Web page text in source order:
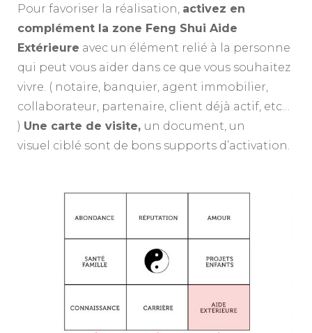
Pour favoriser la réalisation, activez en
complément la zone Feng Shui Aide
Extérieure avec un élément relié à la personne
qui peut vous aider dans ce que vous souhaitez
vivre. ( notaire, banquier, agent immobilier,
collaborateur, partenaire, client déjà actif, etc…
) Une carte de visite, un document, un
visuel ciblé sont de bons supports d’activation.